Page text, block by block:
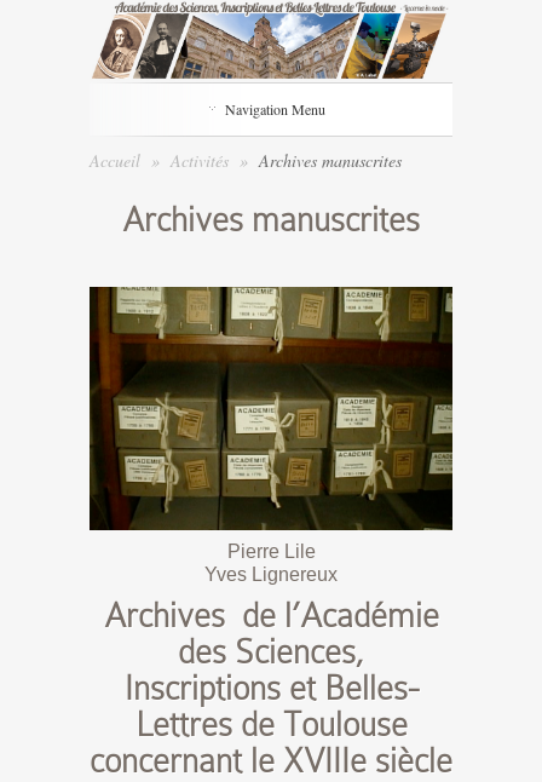
Navigation Menu
Accueil » Activités » Archives manuscrites
Archives manuscrites
Pierre Lile
Yves Lignereux
Archives de l’Académie
des Sciences,
Inscriptions et Belles-
Lettres de Toulouse
concernant le XVIIIe siècle